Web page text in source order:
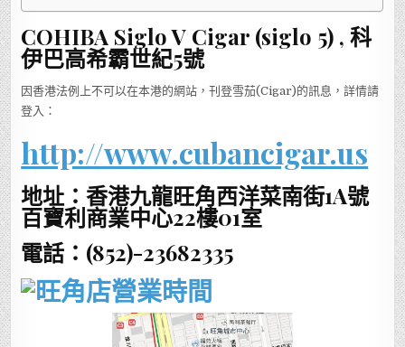
COHIBA Siglo V Cigar (siglo 5) , 科
伊巴高希霸世紀5號
因香港法例上不可以在本港的網站，刊登雪茄(Cigar)的訊息，詳情請
登入：
http://www.cubancigar.us
地址：香港九龍旺角西洋菜南街1A號
百寶利商業中心22樓01室
電話：(852)-23682335